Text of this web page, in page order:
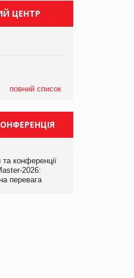
ЦЕНТР
повний список
конференції
2026:
перевага